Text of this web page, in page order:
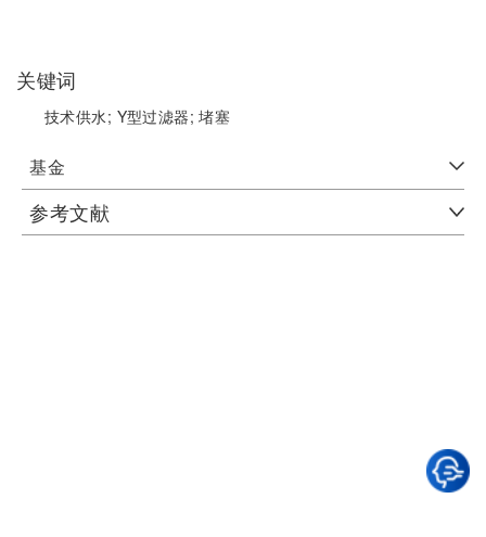
关键词
技术供水; Y型过滤器;堵塞
基金
参考文献